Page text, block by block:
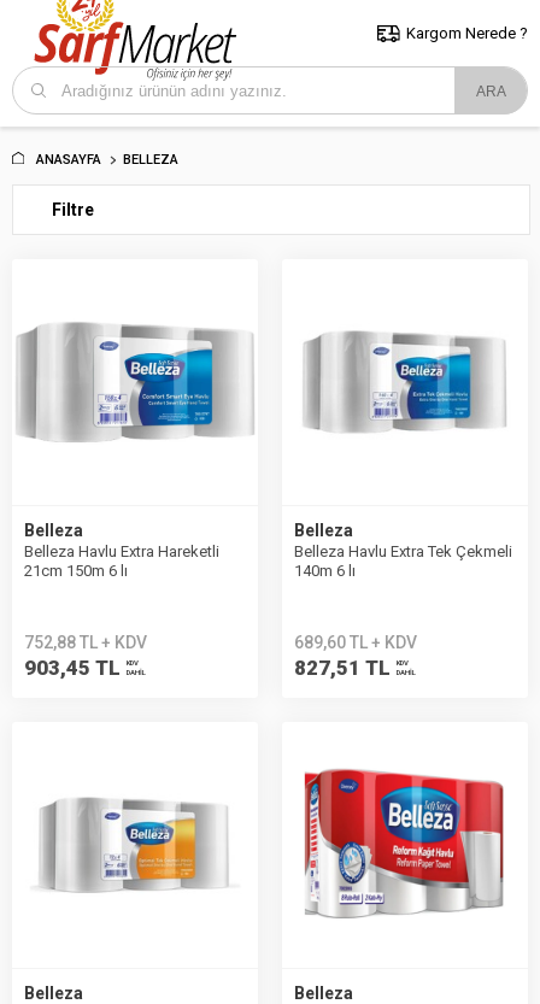
5000 TL ve Üzeri Alışverişlerde İstanbul İçi Kargo Bedava!
ve Trakya İçin Tıklayın..
Kargom Nerede ?
ANASAYFA BELLEZA
Filtre
Belleza
Belleza Havlu Extra Hareketli
21cm 150m 6 lı
752,88 TL + KDV
903,45 TL
KDV
DAHİL
Belleza
Belleza Havlu Extra Tek Çekmeli
140m 6 lı
689,60 TL + KDV
827,51 TL
KDV
DAHİL
Belleza Belleza